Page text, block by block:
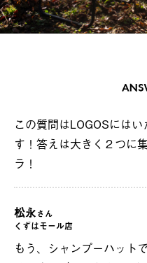
この質問はLOGOSには
す！答えは大きく２つに
ラ！
松永さん
くずはモール店
もう、シャンプーハット